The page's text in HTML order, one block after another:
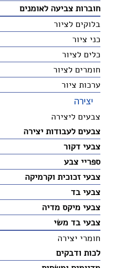
חוברות צביעה לאומנים
בלוקים לציור
כני ציור
כלים לציור
חומרים לציור
ערכות ציור
יצירה
צבעים ליצירה
צבעים לעבודות יצירה
צבעי דקור
ספריי צבע
צבעי זכוכית וקרמיקה
צבעי בד
צבעי מיקס מדיה
צבעי בד משי
חומרי יצירה
לכות ודבקים